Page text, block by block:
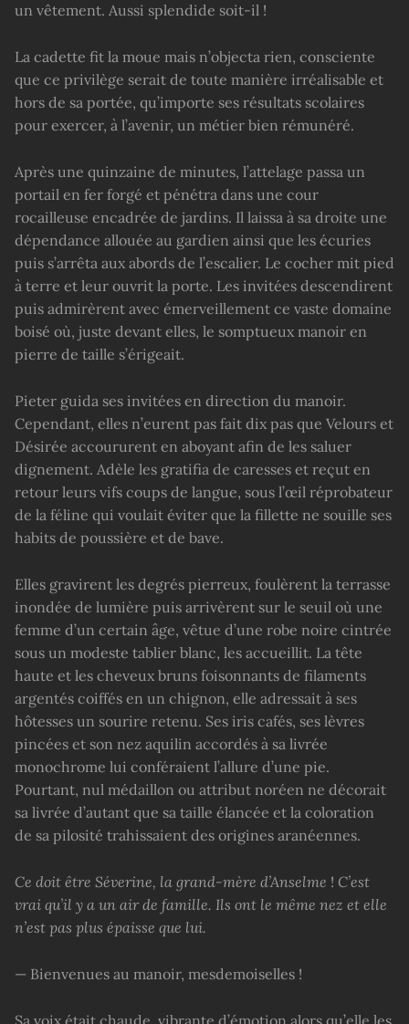
un vêtement. Aussi splendide soit-il !
La cadette fit la moue mais n’objecta rien, consciente
que ce privilège serait de toute manière irréalisable et
hors de sa portée, qu’importe ses résultats scolaires
pour exercer, à l’avenir, un métier bien rémunéré.
Après une quinzaine de minutes, l’attelage passa un
portail en fer forgé et pénétra dans une cour
rocailleuse encadrée de jardins. Il laissa à sa droite une
dépendance allouée au gardien ainsi que les écuries
puis s’arrêta aux abords de l’escalier. Le cocher mit pied
à terre et leur ouvrit la porte. Les invitées descendirent
puis admirèrent avec émerveillement ce vaste domaine
boisé où, juste devant elles, le somptueux manoir en
pierre de taille s’érigeait.
Pieter guida ses invitées en direction du manoir.
Cependant, elles n’eurent pas fait dix pas que Velours et
Désirée accoururent en aboyant afin de les saluer
dignement. Adèle les gratifia de caresses et reçut en
retour leurs vifs coups de langue, sous l’œil réprobateur
de la féline qui voulait éviter que la fillette ne souille ses
habits de poussière et de bave.
Elles gravirent les degrés pierreux, foulèrent la terrasse
inondée de lumière puis arrivèrent sur le seuil où une
femme d’un certain âge, vêtue d’une robe noire cintrée
sous un modeste tablier blanc, les accueillit. La tête
haute et les cheveux bruns foisonnants de filaments
argentés coiffés en un chignon, elle adressait à ses
hôtesses un sourire retenu. Ses iris cafés, ses lèvres
pincées et son nez aquilin accordés à sa livrée
monochrome lui conféraient l’allure d’une pie.
Pourtant, nul médaillon ou attribut noréen ne décorait
sa livrée d’autant que sa taille élancée et la coloration
de sa pilosité trahissaient des origines aranéennes.
Ce doit être Séverine, la grand-mère d’Anselme ! C’est
vrai qu’il y a un air de famille. Ils ont le même nez et elle
n’est pas plus épaisse que lui.
— Bienvenues au manoir, mesdemoiselles !
Sa voix était chaude, vibrante d’émotion alors qu’elle les